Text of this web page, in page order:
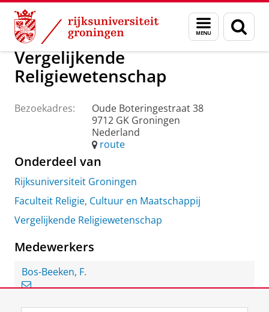
Skip
Content
Skip
Navigation
Menu
en
zoeken
Over ons Praktische zaken Waar vindt u ons
Vergelijkende
Religiewetenschap
Bezoekadres:
Oude Boteringestraat 38
9712 GK Groningen
Nederland
route
Onderdeel van
Rijksuniversiteit Groningen
Faculteit Religie, Cultuur en Maatschappij
Vergelijkende Religiewetenschap
Medewerkers
Bos-Beeken, F.